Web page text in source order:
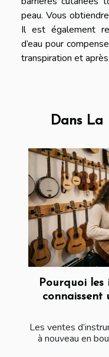
peau. Vous
Il est également
d’eau pour
transpiration et
Dans La
Pourquoi les
connaissent
Les ventes
à nouveau en